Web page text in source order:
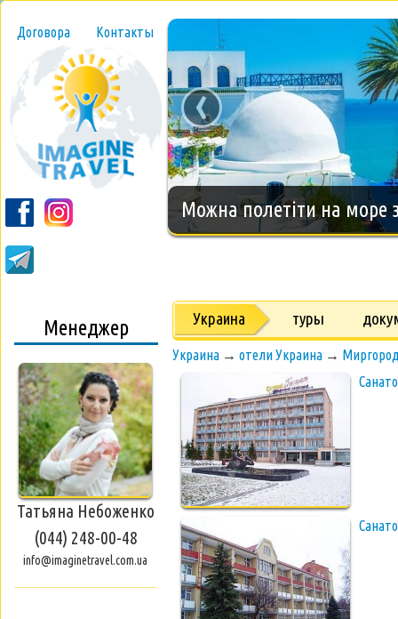
Договора Контакты
Новогодний тур на
‹
Менеджер
Татьяна Небоженко
(044) 248-00-48
info@imaginetravel.com.ua
Украина туры
Украина → отели Украина →